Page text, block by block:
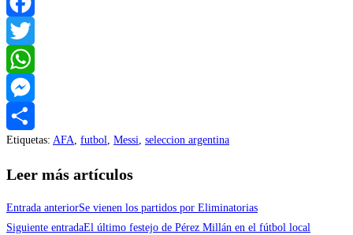
Facebook
Twitter
WhatsApp
Messenger
Compartir
Etiquetas: AFA, futbol, Messi, seleccion argentina
Leer más artículos
Entrada anteriorSe vienen los partidos por Eliminatorias
Siguiente entradaEl último festejo de Pérez Millán en el fútbol local